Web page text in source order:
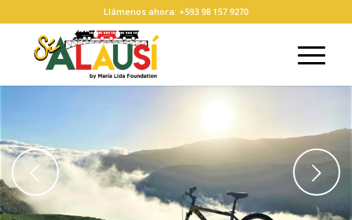
Llámenos ahora: +593 98 157 9270
Posterior